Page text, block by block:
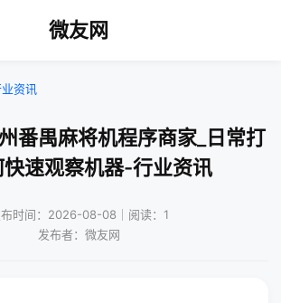
微友网
资讯
番禺麻将机程序商家_日常打
快速观察机器-行业资讯
时间：2026-08-08｜阅读：1
发布者：微友网